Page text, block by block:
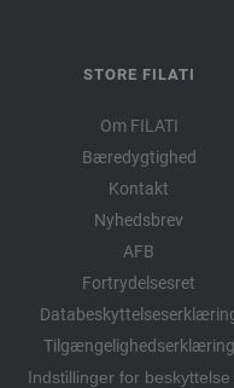
STORE FILATI
Om FILATI
Bæredygtighed
Kontakt
Nyhedsbrev
AFB
Fortrydelsesret
Tilgængelighedserklæring
Indstillinger for beskyttelse